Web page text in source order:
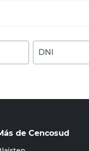
DNI
de Cencosud